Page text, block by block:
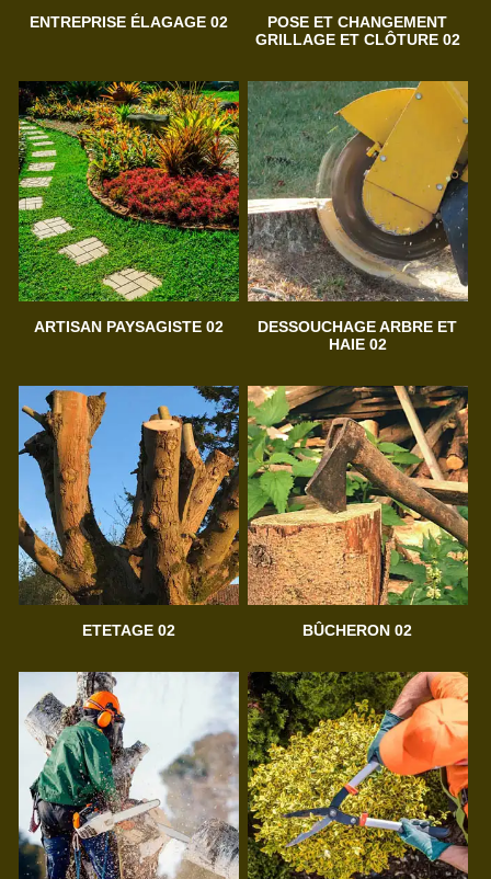
ENTREPRISE ÉLAGAGE 02
POSE ET CHANGEMENT
GRILLAGE ET CLÔTURE 02
ARTISAN PAYSAGISTE 02
DESSOUCHAGE ARBRE ET
HAIE 02
ETETAGE 02 BÛCHERON 02